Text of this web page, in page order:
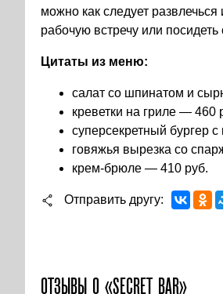
можно как следует
рабочую встречу или посидеть
Цитаты из меню:
салат со шпинатом и
креветки на гриле — 460
суперсекретный бургер
говяжья вырезка со
крем-брюле — 410 руб.
Отправить другу
ОТЗЫВЫ О «SECRET BAR»